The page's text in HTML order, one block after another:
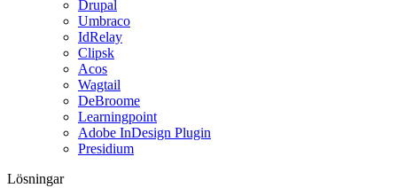
Drupal
Umbraco
IdRelay
Clipsk
Acos
Wagtail
DeBroome
Learningpoint
Adobe InDesign Plugin
Presidium
Lösningar